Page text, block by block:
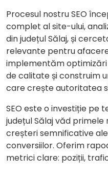
Procesul nostru SEO
complet al site-ului,
din județul Sălaj, și
relevante pentru
implementăm
de calitate și construim
care crește autoritatea
SEO este o investiție pe
județul Sălaj văd
creșteri semnificative
conversiilor. Oferim
metrici clare: poziții,